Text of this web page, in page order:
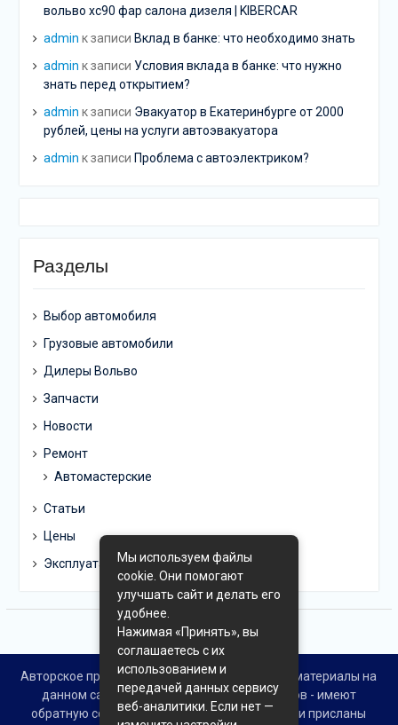
вольво хс90 фар салона дизеля | KIBERCAR
admin к записи Вклад в банке: что необходимо знать
admin к записи Условия вклада в банке: что нужно
знать перед открытием?
admin к записи Эвакуатор в Екатеринбурге от 2000
рублей, цены на услуги автоэвакуатора
admin к записи Проблема с автоэлектриком?
Разделы
Выбор автомобиля
Грузовые автомобили
Дилеры Вольво
Запчасти
Новости
Ремонт
Автомастерские
Статьи
Цены
Эксплуатация
Авторское право © Все права защищены. Все материалы на
данном сайте взяты из открытых источников - имеют
обратную ссылку на материал в интернете или присланы
Мы используем файлы
cookie. Они помогают
улучшать сайт и делать его
удобнее.
Нажимая «Принять», вы
соглашаетесь с их
использованием и
передачей данных сервису
веб-аналитики. Если нет —